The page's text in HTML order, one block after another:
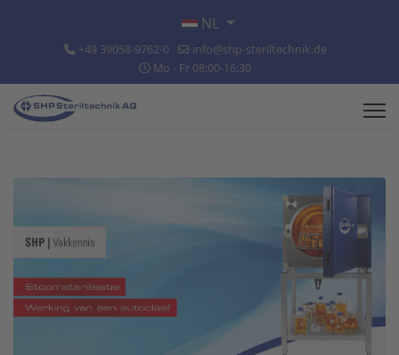
Selecteer de taal
NL
+49 39058-9762-0
info@shp-steriltechnik.de
Mo - Fr 08:00-16:30